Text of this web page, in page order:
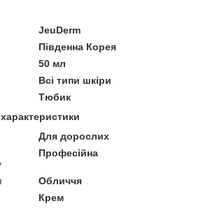
JeuDerm
Південна Корея
50 мл
Всі типи шкіри
Тюбик
Для дорослих
Професійна
Обличчя
Крем